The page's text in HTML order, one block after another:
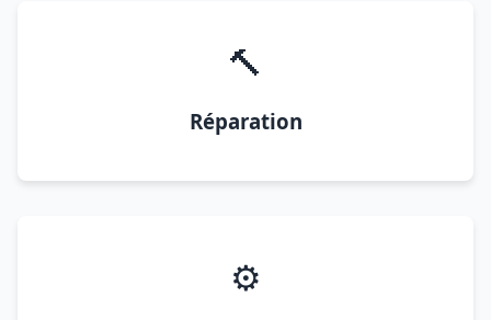
🔨
Réparation
⚙️